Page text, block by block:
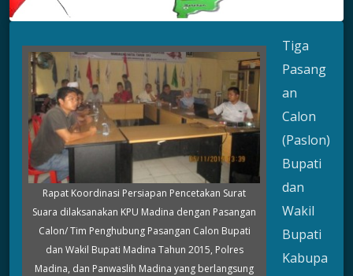
Rapat Koordinasi Persiapan Pencetakan Surat
Suara dilaksanakan KPU Madina dengan Pasangan
Calon/ Tim Penghubung Pasangan Calon Bupati
dan Wakil Bupati Madina Tahun 2015, Polres
Madina, dan Panwaslih Madina yang berlangsung
Tiga
Pasang
an
Calon
(Paslon)
Bupati
dan
Wakil
Bupati
Kabupa